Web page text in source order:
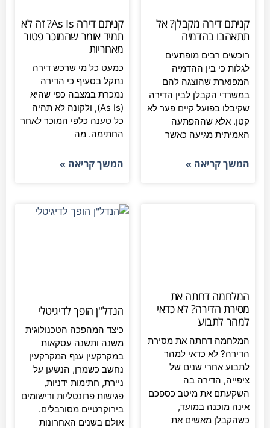
קניתם דירה מקבלן? אל
תתאהבו בהדמיה
רוכשים רבים מופתעים
לגלות כי בין ההדמיה
המפוארת שהוצגה להם
במשרדי הקבלן לבין הדירה
שקיבלו בפועל קיים פער לא
קטן. אלא שההפתעה
האמיתית מגיעה כאשר
המשך קריאה »
קניתם דירה As Is? זה לא
תמיד אומר שהמוכר פטור
מאחריות
כמעט כל מי שרכש דירה
נתקל בסעיף כי הדירה
נמכרת במצבה כפי שהיא
(As Is), ולקונה לא תהיה
כל טענה כלפי המוכר לאחר
החתימה. מה
המשך קריאה »
המלחמה דחתה את
מסירת הדירה? לא כדאי
למהר לתבוע
המלחמה דחתה את מסירת
הדירה? לא כדאי למהר
לתבוע אחרי שנים של
ציפייה, הדירה בה
השקעתם את מיטב כספכם
אינה מוכנה במועד,
כשהקבלן מאשים את
הנדל"ן הופך לדיגיטלי
כיצד המהפכה הטכנולוגית
משנה ותשנה עסקאות
במקרקעין ענף המקרקעין
נחשב כשמרן, הנשען על
ניירת, חתימות ידניות,
פגישות פרונטליות ורישומים
בירוקרטיים מסורבלים.
אולם בשנים האחרונות